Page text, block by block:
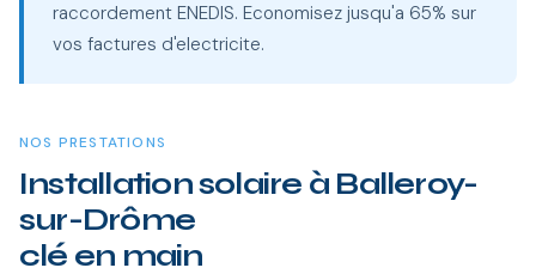
raccordement ENEDIS. Economisez jusqu'a 65% sur
vos factures d'electricite.
NOS PRESTATIONS
Installation solaire à Balleroy-
sur-Drôme
clé en main